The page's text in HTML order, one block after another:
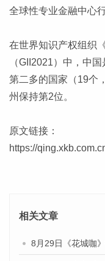
全球性专业金融中心行
在世界知识产权组织
（GII2021）中，中
第二多的国家（19
州保持第2位。
原文链接：
https://
相关文章